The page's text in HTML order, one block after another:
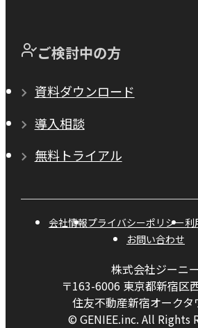
ご検討中の方
資料ダウンロード
導入相談
無料トライアル
会社情報プライバシーポリシー利
お問い合わせ
株式会社ジーニー
〒163-6006 東京都新宿区
住友不動産新宿オーク
© GENIEE.inc. All Rights